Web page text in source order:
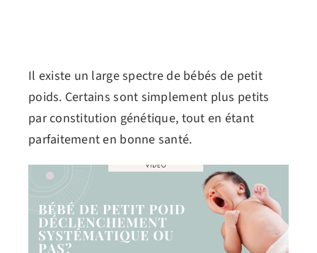
Il existe un large spectre de bébés de petit
poids. Certains sont simplement plus petits
par constitution génétique, tout en étant
parfaitement en bonne santé.